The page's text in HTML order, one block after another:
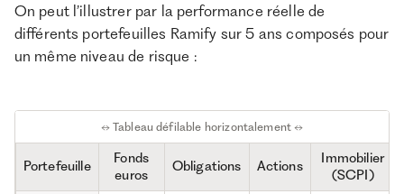
On peut l’illustrer par la performance réelle de
différents portefeuilles Ramify sur 5 ans composés pour
un même niveau de risque :
↔ Tableau défilable horizontalement ↔
Portefeuille
Fonds
euros
Obligations Actions
Immobilier
(SCPI)